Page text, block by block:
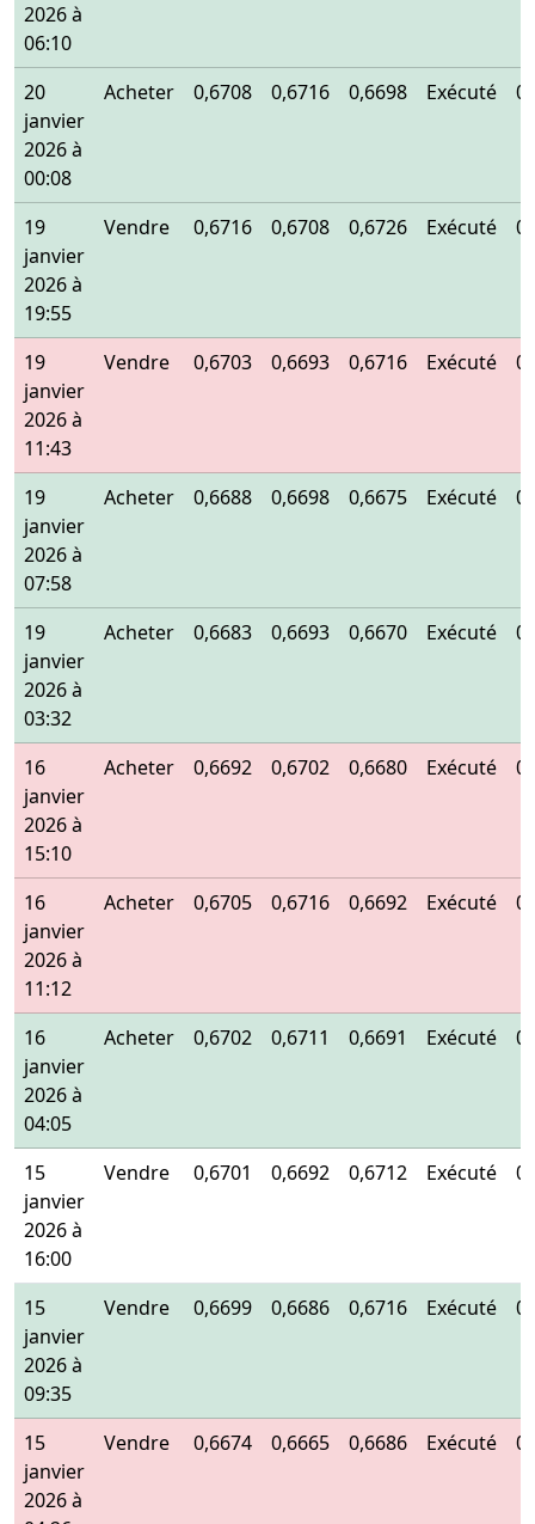
2026 à
06:10
20
janvier
2026 à
00:08
Acheter 0,6708 0,6716 0,6698 Exécuté
19
janvier
2026 à
19:55
Vendre 0,6716 0,6708 0,6726 Exécuté
19
janvier
2026 à
11:43
Vendre 0,6703 0,6693 0,6716 Exécuté
19
janvier
2026 à
07:58
Acheter 0,6688 0,6698 0,6675 Exécuté
19
janvier
2026 à
03:32
Acheter 0,6683 0,6693 0,6670 Exécuté
16
janvier
2026 à
15:10
Acheter 0,6692 0,6702 0,6680 Exécuté
16
janvier
2026 à
11:12
Acheter 0,6705 0,6716 0,6692 Exécuté
16
janvier
2026 à
04:05
Acheter 0,6702 0,6711 0,6691 Exécuté
15
janvier
2026 à
16:00
Vendre 0,6701 0,6692 0,6712 Exécuté
15
janvier
2026 à
09:35
Vendre 0,6699 0,6686 0,6716 Exécuté
15
janvier
2026 à
Vendre 0,6674 0,6665 0,6686 Exécuté